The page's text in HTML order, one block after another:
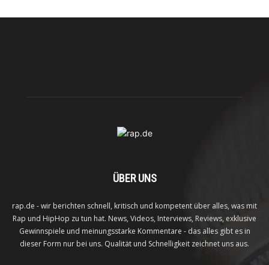
ÜBER UNS
rap.de - wir berichten schnell, kritisch und kompetent über alles, was mit
Rap und HipHop zu tun hat. News, Videos, Interviews, Reviews, exklusive
Gewinnspiele und meinungsstarke Kommentare - das alles gibt es in
dieser Form nur bei uns. Qualität und Schnelligkeit zeichnet uns aus.